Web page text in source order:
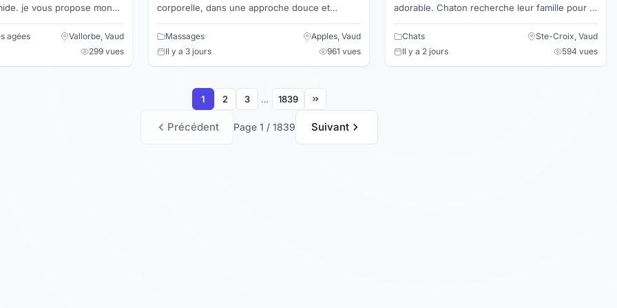
mon
agées
Vallorbe, Vaud
299 vues
corporelle, dans une approche douce et
cinquantaine, marié, ex...
Massages
Apples, Vaud
Il y a 3 jours
961 vues
adorable. Chaton recherche leur famille pour la
l'amour qu'il m...
Chats
Ste-Croix, Vaud
Il y a 2 jours
594 vues
Précédent Page 1 / 1839 Suivant
1 2 3 … 1839